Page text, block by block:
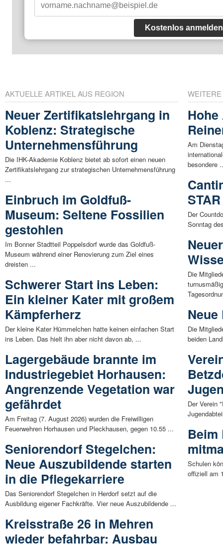
Kostenlos anmelden
AKTUELLE ARTIKEL AUS REGION
Neuer Zertifikatslehrgang in
Koblenz: Strategische
Unternehmensführung
Die IHK-Akademie Koblenz bietet ab sofort einen neuen
Zertifikatslehrgang zur strategischen Unternehmensführung
...
Einbruch im Goldfuß-
Museum: Seltene Fossilien
gestohlen
Im Bonner Stadtteil Poppelsdorf wurde das Goldfuß-
Museum während einer Renovierung zum Ziel eines
dreisten ...
Schwerer Start ins Leben:
Ein kleiner Kater mit großem
Kämpferherz
Der kleine Kater Hümmelchen hatte keinen einfachen Start
ins Leben. Das hielt ihn aber nicht davon ab, ...
Lagergebäude brannte im
Industriegebiet Horhausen:
Angrenzende Vegetation war
gefährdet
Am Freitag (7. August 2026) wurden die Freiwilligen
Feuerwehren Horhausen und Pleckhausen, gegen 10.55 ...
Seniorendorf Stegelchen:
Neue Auszubildende starten
in die Pflegekarriere
Das Seniorendorf Stegelchen in Herdorf setzt auf die
Ausbildung eigener Fachkräfte. Vier neue Auszubildende ...
Kreisstraße 26 in Mehren
wieder befahrbar: Ausbau
Am
besondere
Der
Sonntag
Die
Die
beiden
Der Verein
Beim
Schulen
offiziell am